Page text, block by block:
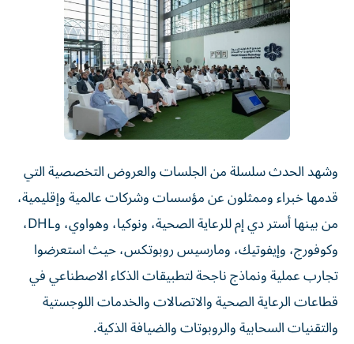
وشهد الحدث سلسلة من الجلسات والعروض التخصصية التي
قدمها خبراء وممثلون عن مؤسسات وشركات عالمية وإقليمية،
من بينها أستر دي إم للرعاية الصحية، ونوكيا، وهواوي، وDHL،
وكوفورج، وإيفوتيك، ومارسيس روبوتكس، حيث استعرضوا
تجارب عملية ونماذج ناجحة لتطبيقات الذكاء الاصطناعي في
قطاعات الرعاية الصحية والاتصالات والخدمات اللوجستية
والتقنيات السحابية والروبوتات والضيافة الذكية.